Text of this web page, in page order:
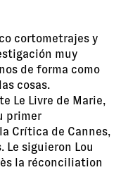
cortometrajes y
muy
de forma como
cosas.
Le Livre de Marie,
primer
Crítica de Cannes,
Le siguieron Lou
la réconciliation